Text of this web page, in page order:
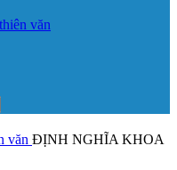
văn
văn ĐỊNH NGHĨA KHOA